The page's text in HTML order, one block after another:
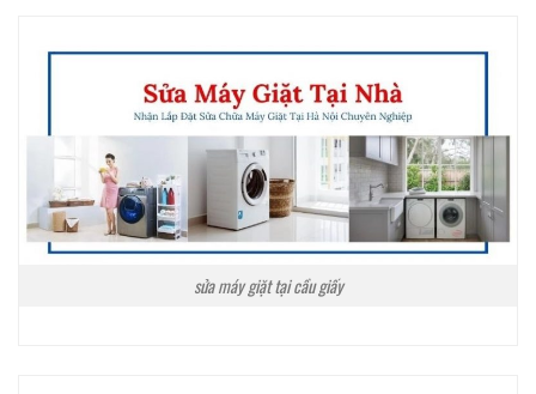
sửa máy giặt tại cầu giấy